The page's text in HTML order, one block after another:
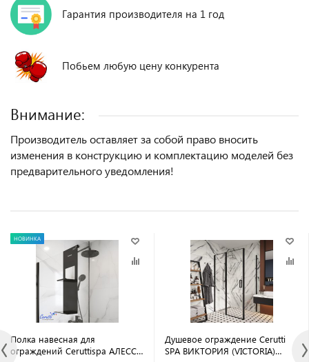
Гарантия производителя на 1 год
Побьем любую цену конкурента
Внимание:
Производитель оставляет за собой право вносить
изменения в конструкцию и комплектацию моделей без
предварительного уведомления!
НОВИНКА
Полка навесная для
ограждений Ceruttispa АЛЕССА
Душевое ограждение Cerutti
SPA ВИКТОРИЯ (VICTORIA)